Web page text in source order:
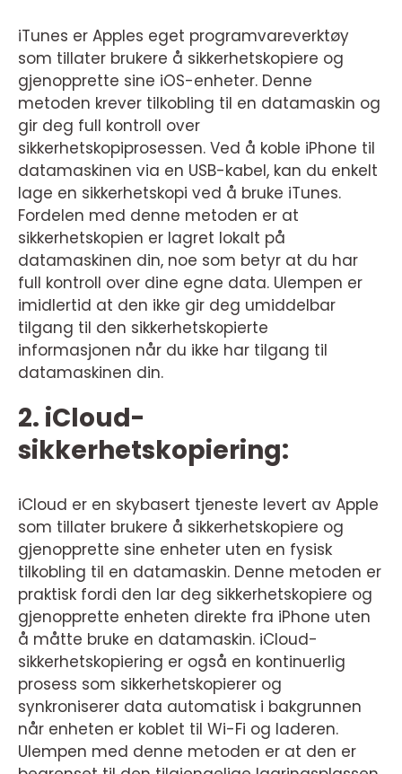
iTunes er Apples eget programvareverktøy
som tillater brukere å sikkerhetskopiere og
gjenopprette sine iOS-enheter. Denne
metoden krever tilkobling til en datamaskin og
gir deg full kontroll over
sikkerhetskopiprosessen. Ved å koble iPhone til
datamaskinen via en USB-kabel, kan du enkelt
lage en sikkerhetskopi ved å bruke iTunes.
Fordelen med denne metoden er at
sikkerhetskopien er lagret lokalt på
datamaskinen din, noe som betyr at du har
full kontroll over dine egne data. Ulempen er
imidlertid at den ikke gir deg umiddelbar
tilgang til den sikkerhetskopierte
informasjonen når du ikke har tilgang til
datamaskinen din.
2. iCloud-
sikkerhetskopiering:
iCloud er en skybasert tjeneste levert av Apple
som tillater brukere å sikkerhetskopiere og
gjenopprette sine enheter uten en fysisk
tilkobling til en datamaskin. Denne metoden er
praktisk fordi den lar deg sikkerhetskopiere og
gjenopprette enheten direkte fra iPhone uten
å måtte bruke en datamaskin. iCloud-
sikkerhetskopiering er også en kontinuerlig
prosess som sikkerhetskopierer og
synkroniserer data automatisk i bakgrunnen
når enheten er koblet til Wi-Fi og laderen.
Ulempen med denne metoden er at den er